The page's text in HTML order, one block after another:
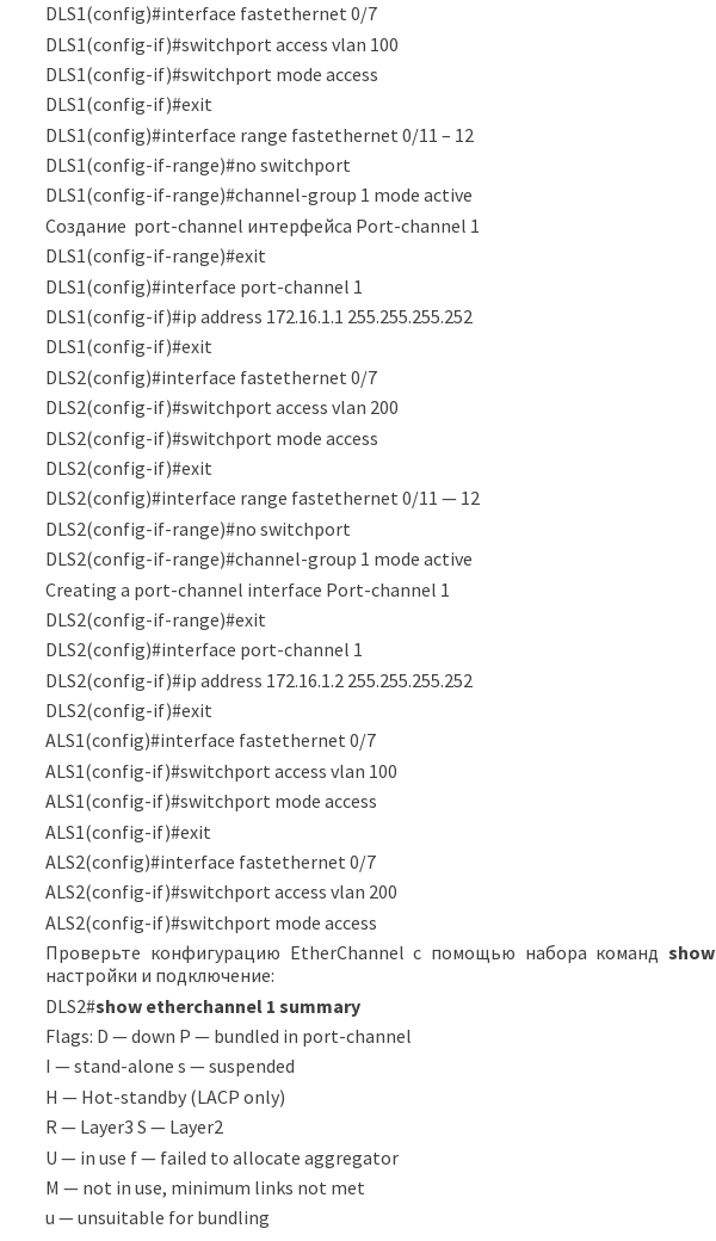
DLS1(config)#interface fastethernet 0/7
DLS1(config-if)#switchport access vlan 100
DLS1(config-if)#switchport mode access
DLS1(config-if)#exit
DLS1(config)#interface range fastethernet 0/11 – 12
DLS1(config-if-range)#no switchport
DLS1(config-if-range)#channel-group 1 mode active
Создание port-channel интерфейса Port-channel 1
DLS1(config-if-range)#exit
DLS1(config)#interface port-channel 1
DLS1(config-if)#ip address 172.16.1.1 255.255.255.252
DLS1(config-if)#exit
DLS2(config)#interface fastethernet 0/7
DLS2(config-if)#switchport access vlan 200
DLS2(config-if)#switchport mode access
DLS2(config-if)#exit
DLS2(config)#interface range fastethernet 0/11 — 12
DLS2(config-if-range)#no switchport
DLS2(config-if-range)#channel-group 1 mode active
Creating a port-channel interface Port-channel 1
DLS2(config-if-range)#exit
DLS2(config)#interface port-channel 1
DLS2(config-if)#ip address 172.16.1.2 255.255.255.252
DLS2(config-if)#exit
ALS1(config)#interface fastethernet 0/7
ALS1(config-if)#switchport access vlan 100
ALS1(config-if)#switchport mode access
ALS1(config-if)#exit
ALS2(config)#interface fastethernet 0/7
ALS2(config-if)#switchport access vlan 200
ALS2(config-if)#switchport mode access
Проверьте конфигурацию EtherChannel с помощью набора командshow
настройки и подключение:
DLS2#show etherchannel 1 summary
Flags: D — down P — bundled in port-channel
I — stand-alone s — suspended
H — Hot-standby (LACP only)
R — Layer3 S — Layer2
U — in use f — failed to allocate aggregator
M — not in use, minimum links not met
u — unsuitable for bundling